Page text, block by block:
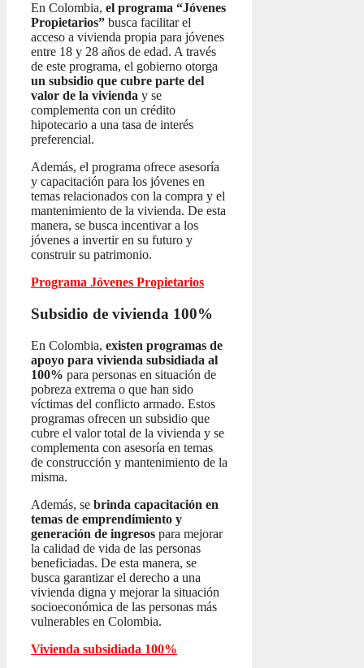
En Colombia, el programa “Jóvenes
Propietarios” busca facilitar el
acceso a vivienda propia para jóvenes
entre 18 y 28 años de edad. A través
de este programa, el gobierno otorga
un subsidio que cubre parte del
valor de la vivienda y se
complementa con un crédito
hipotecario a una tasa de interés
preferencial.
Además, el programa ofrece asesoría
y capacitación para los jóvenes en
temas relacionados con la compra y el
mantenimiento de la vivienda. De esta
manera, se busca incentivar a los
jóvenes a invertir en su futuro y
construir su patrimonio.
Programa Jóvenes Propietarios
Subsidio de vivienda 100%
En Colombia, existen programas de
apoyo para vivienda subsidiada al
100% para personas en situación de
pobreza extrema o que han sido
víctimas del conflicto armado. Estos
programas ofrecen un subsidio que
cubre el valor total de la vivienda y se
complementa con asesoría en temas
de construcción y mantenimiento de la
misma.
Además, se brinda capacitación en
temas de emprendimiento y
generación de ingresos para mejorar
la calidad de vida de las personas
beneficiadas. De esta manera, se
busca garantizar el derecho a una
vivienda digna y mejorar la situación
socioeconómica de las personas más
vulnerables en Colombia.
Vivienda subsidiada 100%